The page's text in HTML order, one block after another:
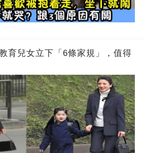
育兒女立下「6條家規」，值得